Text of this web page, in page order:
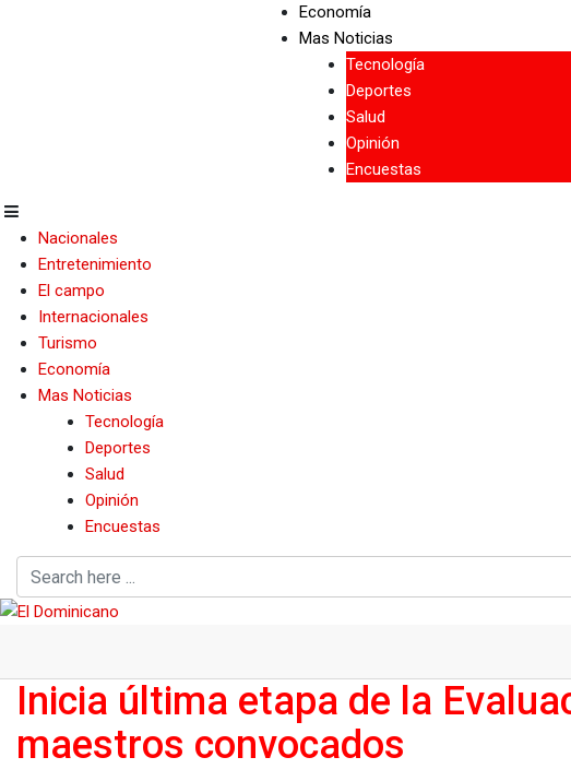
Economía
Mas Noticias
Tecnología
Deportes
Salud
Opinión
Encuestas
Nacionales
Entretenimiento
El campo
Internacionales
Turismo
Economía
Mas Noticias
Tecnología
Deportes
Salud
Opinión
Encuestas
Inicia última etapa de la
maestros convocados